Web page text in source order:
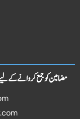
مضامین کو جمع کروانے کے